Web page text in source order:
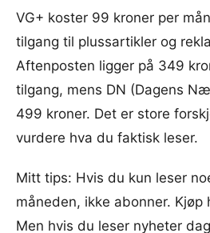
VG+ koster 99 kroner per
tilgang til plussartikler og
Aftenposten ligger på 349
tilgang, mens DN (Dagens
499 kroner. Det er store
vurdere hva du faktisk leser.
Mitt tips: Hvis du kun leser
måneden, ikke abonner. Kjøp
Men hvis du leser nyheter